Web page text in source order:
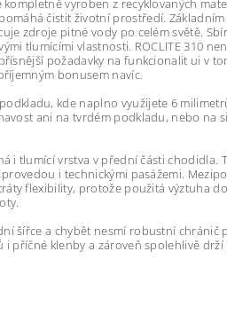
vyroben z recyklovaných
čistit životní prostředí.
zdroje pitné vody po celém světě.
tlumícími vlastnosti. ROCLITE 310
požadavky na funkcionalit ui v
bonusem navíc.
kde naplno využijete 6
ani na tvrdém podkladu, nebo
i tlumící vrstva v přední části chodidla.
i technickými pasážemi.
flexibility, protože použitá výztuha
šířce a chybět nesmí robustní
příčné klenby a zároveň spolehlivě